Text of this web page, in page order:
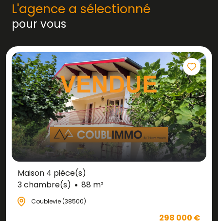
L'agence a sélectionné
pour vous
Maison 4 pièce(s)
3 chambre(s)
88 m²
Coublevie (38500)
298 000 €